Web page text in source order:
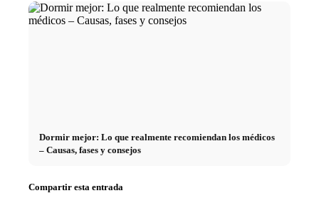
Dormir mejor: Lo que realmente recomiendan los médicos
– Causas, fases y consejos
Compartir esta entrada